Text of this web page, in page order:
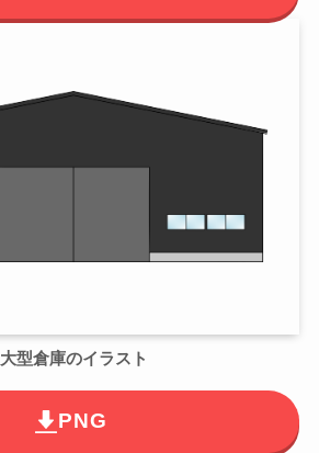
大型倉庫のイラスト
PNG